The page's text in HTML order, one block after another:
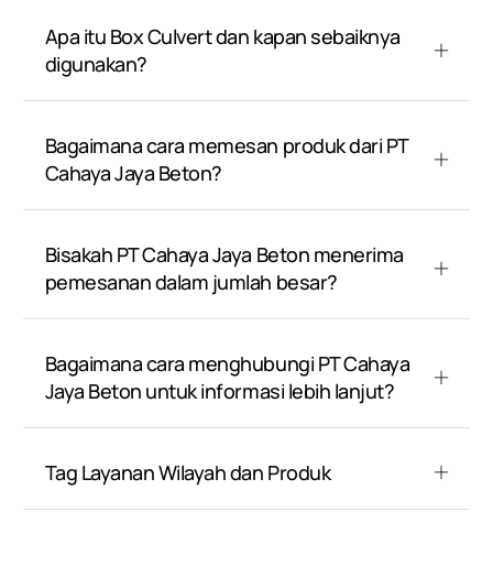
Apa itu Box Culvert dan kapan sebaiknya
digunakan?
Bagaimana cara memesan produk dari PT
Cahaya Jaya Beton?
Bisakah PT Cahaya Jaya Beton menerima
pemesanan dalam jumlah besar?
Bagaimana cara menghubungi PT Cahaya
Jaya Beton untuk informasi lebih lanjut?
Tag Layanan Wilayah dan Produk